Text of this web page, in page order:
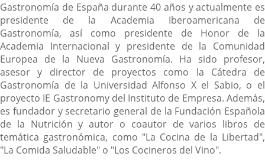
Gastronomía de España durante 40 años y actualmente es
presidente de la Academia Iberoamericana de
Gastronomía, así como presidente de Honor de la
Academia Internacional y presidente de la Comunidad
Europea de la Nueva Gastronomía. Ha sido profesor,
asesor y director de proyectos como la Cátedra de
Gastronomía de la Universidad Alfonso X el Sabio, o el
proyecto IE Gastronomy del Instituto de Empresa. Además,
es fundador y secretario general de la Fundación Española
de la Nutrición y autor o coautor de varios libros de
temática gastronómica, como "La Cocina de la Libertad",
"La Comida Saludable" o "Los Cocineros del Vino".